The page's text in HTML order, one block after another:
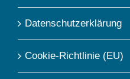
Datenschutzerklärung
Cookie-Richtlinie (EU)